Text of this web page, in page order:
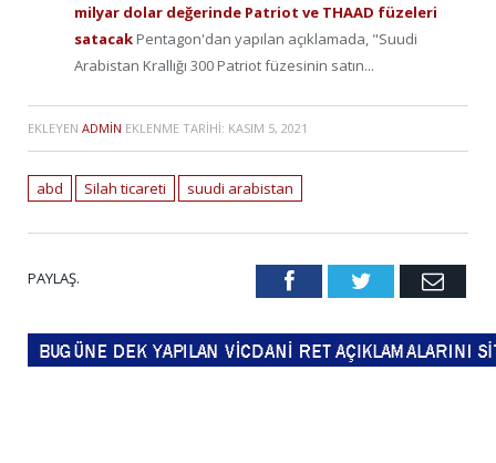
milyar dolar değerinde Patriot ve THAAD füzeleri
satacak Pentagon'dan yapılan açıklamada, "Suudi
Arabistan Krallığı 300 Patriot füzesinin satın...
EKLEYEN ADMIN EKLENME TARIHI: KASIM 5, 2021
abd Silah ticareti suudi arabistan
PAYLAŞ. FacebookTwitter Email